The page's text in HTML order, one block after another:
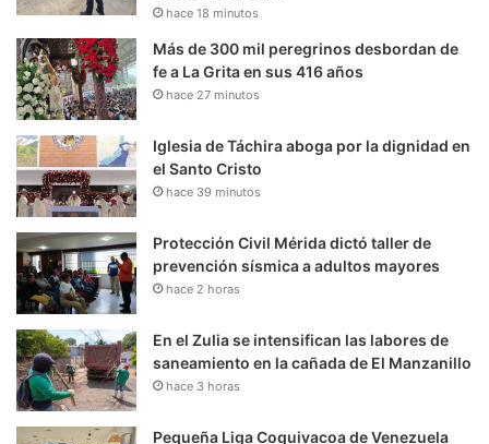
hace 18 minutos
Más de 300 mil peregrinos desbordan de
fe a La Grita en sus 416 años
hace 27 minutos
Iglesia de Táchira aboga por la dignidad en
el Santo Cristo
hace 39 minutos
Protección Civil Mérida dictó taller de
prevención sísmica a adultos mayores
hace 2 horas
En el Zulia se intensifican las labores de
saneamiento en la cañada de El Manzanillo
hace 3 horas
Pequeña Liga Coquivacoa de Venezuela